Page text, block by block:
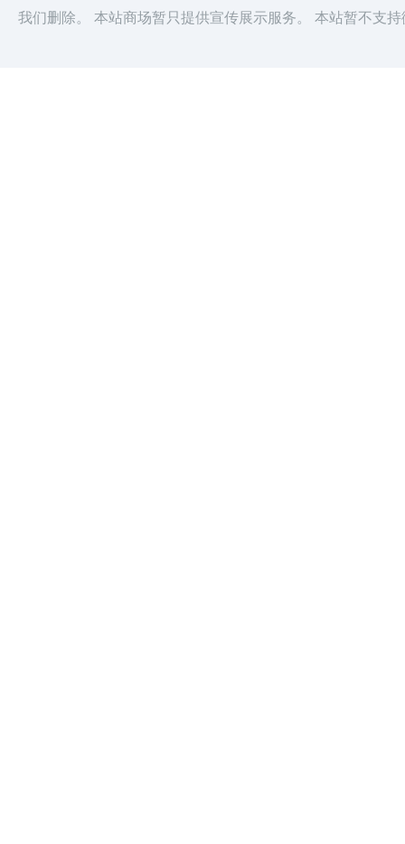
我们删除。
本站商场暂只提供宣传展示服务。 本站暂不支